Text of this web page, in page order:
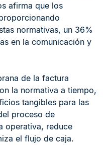
afirma que los
normativas, un 36%
en la comunicación y
de la factura
la normativa a tiempo,
tangibles para las
proceso de
operativa, reduce
el flujo de caja.